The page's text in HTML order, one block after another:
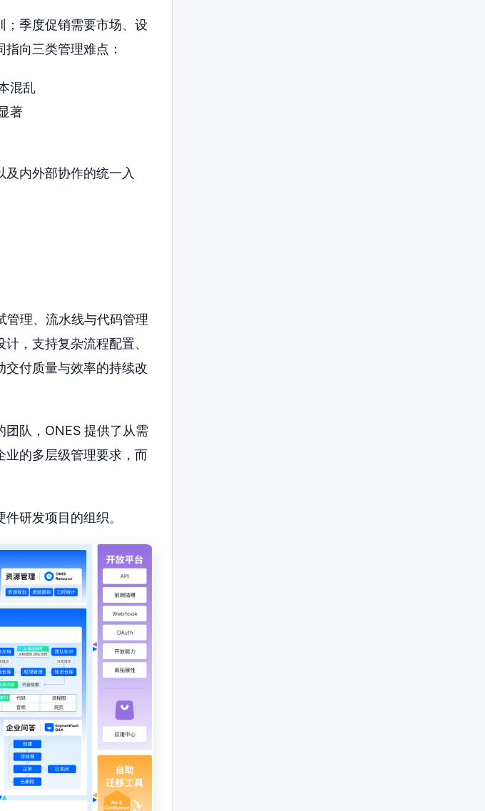
；季度促销需要市场、设
向三类管理难点：
混乱
著
内外部协作的统一入
管理、流水线与代码管理
，支持复杂流程配置、
交付质量与效率的持续改
团队，ONES 提供了从需
业的多层级管理要求，而
研发项目的组织。